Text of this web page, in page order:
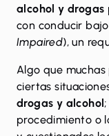
alcohol y drogas
con conducir
Impaired), un
Algo que muchas
ciertas
drogas y alcohol
procedimiento o